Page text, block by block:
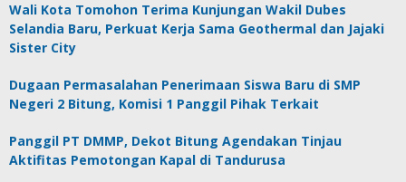
Wali Kota Tomohon Terima Kunjungan Wakil Dubes
Selandia Baru, Perkuat Kerja Sama Geothermal dan Jajaki
Sister City
Dugaan Permasalahan Penerimaan Siswa Baru di SMP
Negeri 2 Bitung, Komisi 1 Panggil Pihak Terkait
Panggil PT DMMP, Dekot Bitung Agendakan Tinjau
Aktifitas Pemotongan Kapal di Tandurusa